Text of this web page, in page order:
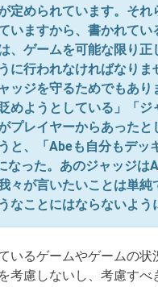
定められています。そ
いますから、書かれて
、ゲームを可能な限り
に行われなければなり
ッジを守るためでもあ
めようとしている」「
プレイヤーからあった
と、「Abeも自分もデッ
なった。あのジャッジは
々が言いたいことは単
なことにはならないよう
いるゲームやゲームの
慮しないし、考慮すべ